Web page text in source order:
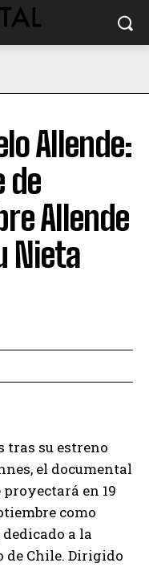
Allende:
de
Allende
Nieta
tras su estreno
el documental
en 19
como
a la
de Chile. Dirigido